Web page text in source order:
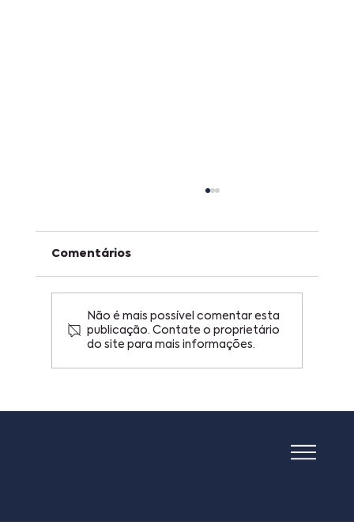
Comentários
Não é mais possível comentar esta
publicação. Contate o proprietário
do site para mais informações.